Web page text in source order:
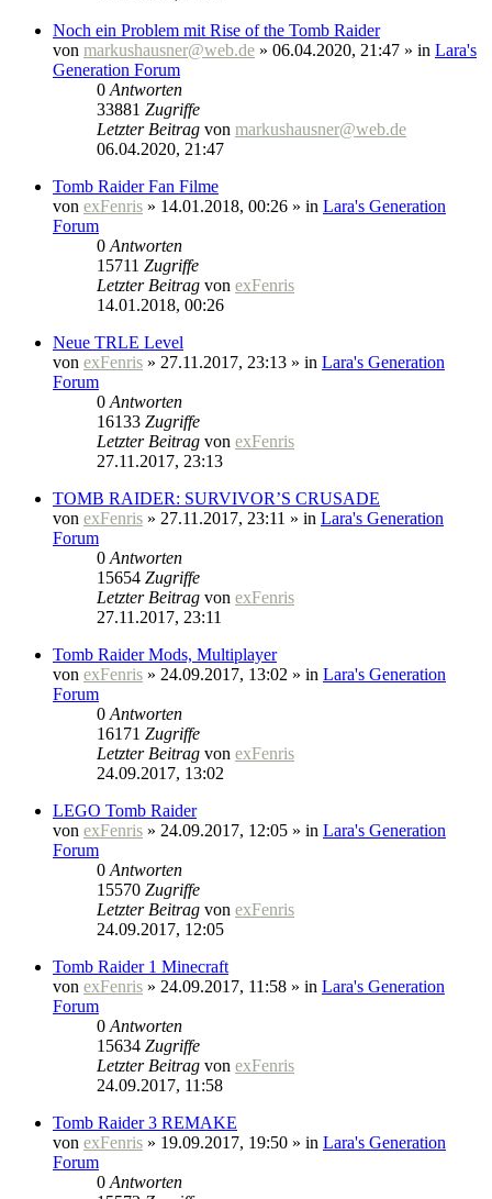
Noch ein Problem mit Rise of the Tomb Raider
von markushausner@web.de » 06.04.2020, 21:47 » in Lara's
Generation Forum
0 Antworten
33881 Zugriffe
Letzter Beitrag von markushausner@web.de
06.04.2020, 21:47
Tomb Raider Fan Filme
von exFenris » 14.01.2018, 00:26 » in Lara's Generation
Forum
0 Antworten
15711 Zugriffe
Letzter Beitrag von exFenris
14.01.2018, 00:26
Neue TRLE Level
von exFenris » 27.11.2017, 23:13 » in Lara's Generation
Forum
0 Antworten
16133 Zugriffe
Letzter Beitrag von exFenris
27.11.2017, 23:13
TOMB RAIDER: SURVIVOR’S CRUSADE
von exFenris » 27.11.2017, 23:11 » in Lara's Generation
Forum
0 Antworten
15654 Zugriffe
Letzter Beitrag von exFenris
27.11.2017, 23:11
Tomb Raider Mods, Multiplayer
von exFenris » 24.09.2017, 13:02 » in Lara's Generation
Forum
0 Antworten
16171 Zugriffe
Letzter Beitrag von exFenris
24.09.2017, 13:02
LEGO Tomb Raider
von exFenris » 24.09.2017, 12:05 » in Lara's Generation
Forum
0 Antworten
15570 Zugriffe
Letzter Beitrag von exFenris
24.09.2017, 12:05
Tomb Raider 1 Minecraft
von exFenris » 24.09.2017, 11:58 » in Lara's Generation
Forum
0 Antworten
15634 Zugriffe
Letzter Beitrag von exFenris
24.09.2017, 11:58
Tomb Raider 3 REMAKE
von exFenris » 19.09.2017, 19:50 » in Lara's Generation
Forum
0 Antworten